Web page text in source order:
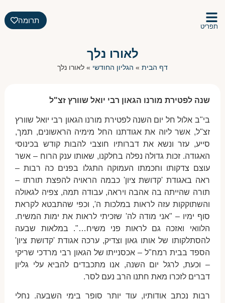
תפריט
תרומה
לאורו נלך
דף הבית » הגליון החודשי » לאורו נלך
שנה לפטירת מורנו הגאון רבי יואל שוורץ זצ"ל
בי"ב אלול חל יום השנה לפטירת מורנו הגאון רבי יואל שוורץ
זצ"ל, אשר ליוה את אגודתנו החל מימיה הראשונים, תמך,
סייע, עזר ונשא את דברותיו חוצבי להבות קודש בכינוסי
האגודה. זכות גדולה נפלה בחלקנו, שאותו ענק הרוח – אשר
עוצם צדקותו וחכמתו העמוקה התגלו בפנים כה רבות –
ראה באגודת 'קדושת ציון' כבמה הראויה להפצת תורתו –
תורה שהייתה בה אהבה ויראה, עבודה תמה, צפיה לגאולה
והשתוקקות עזה לראות במלכות ה', וכפי שהתבטא לקראת
סוף ימיו – "אני מודה לה' שזכיתי לראות את ימות המשיח.
הלוואי ואזכה גם לראות פני משיח…". במלאות שבעה
להסתלקותו של אותו גאון וצדיק, ערכה אגודת 'קדושת ציון'
הספד בבית רמח"ל – אכסנייתו של הגאון רבי מרדכי שריקי
– וכעת, לרגל יום השנה, אנו מתכבדים להביא עלי גליון
דברים לזכרו מאת חתנו הרב נעם לסר.
רבות נכתב אודותיו, עוד יותר סופר בימי השבעה. נחלי